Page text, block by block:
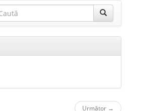
Următor →